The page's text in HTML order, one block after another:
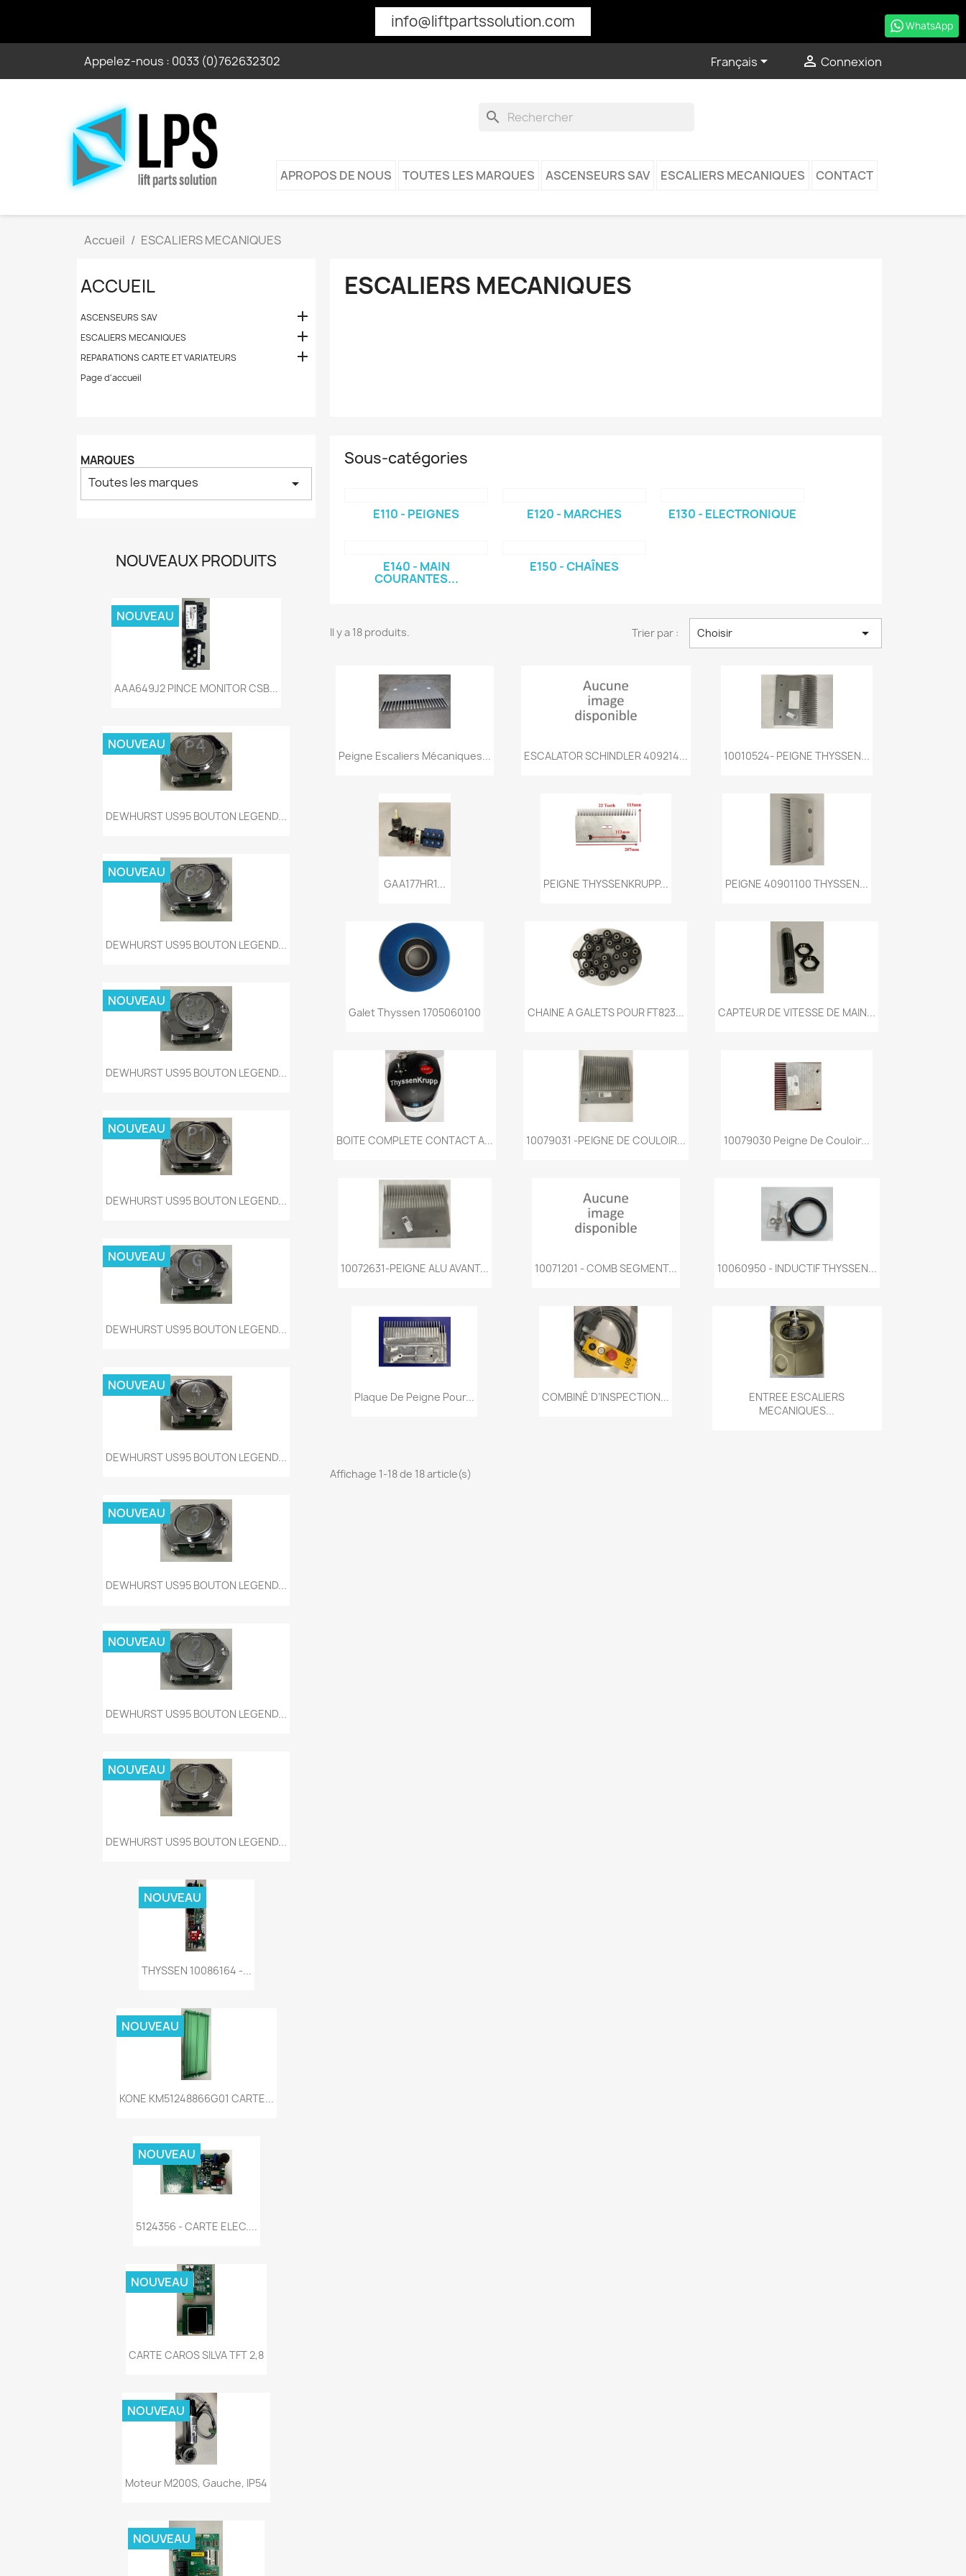
info@liftpartssolution.com
Appelez-nous : 0033 (0)762632302 Français  Connexion
search
APROPOS DE NOUS TOUTES LES MARQUES ASCENSEURS SAV ESCALIERS MECANIQUES CONTACT
Accueil ESCALIERS MECANIQUES
ACCUEIL
ASCENSEURS SAV 
ESCALIERS MECANIQUES 
REPARATIONS CARTE ET VARIATEURS 
Page d'accueil
MARQUES
Toutes les marques arrow_drop_down
NOUVEAUX PRODUITS
Aperçu rapide
AAA649J2 PINCE MONITOR CSB...
NOUVEAU
Aperçu rapide
DEWHURST US95 BOUTON LEGEND...
NOUVEAU
Aperçu rapide
DEWHURST US95 BOUTON LEGEND...
NOUVEAU
Aperçu rapide
DEWHURST US95 BOUTON LEGEND...
NOUVEAU
Aperçu rapide
DEWHURST US95 BOUTON LEGEND...
NOUVEAU
Aperçu rapide
DEWHURST US95 BOUTON LEGEND...
NOUVEAU
Aperçu rapide
DEWHURST US95 BOUTON LEGEND...
NOUVEAU
Aperçu rapide
DEWHURST US95 BOUTON LEGEND...
NOUVEAU
Aperçu rapide
DEWHURST US95 BOUTON LEGEND...
NOUVEAU
Aperçu rapide
DEWHURST US95 BOUTON LEGEND...
NOUVEAU
Aperçu rapide
THYSSEN 10086164 -...
NOUVEAU
Aperçu rapide
KONE KM51248866G01 CARTE...
NOUVEAU
Aperçu rapide
5124356 - CARTE ELEC....
NOUVEAU
Aperçu rapide
CARTE CAROS SILVA TFT 2,8
NOUVEAU
Aperçu rapide
Moteur M200S, Gauche, IP54
NOUVEAU
NOUVEAU
ESCALIERS MECANIQUES
Sous-catégories
E110 - PEIGNES E120 - MARCHES E130 - ELECTRONIQUE
E140 - MAIN
COURANTES...
E150 - CHAÎNES
Il y a 18 produits. Trier par : Choisir 
Aperçu rapide
Peigne Escaliers Mécaniques... Aperçu rapide
ESCALATOR SCHINDLER 409214... Aperçu rapide
10010524- PEIGNE THYSSEN...
Aperçu
GAA177HR1... Aperçu rapide
PEIGNE THYSSENKRUPP... Aperçu rapide
PEIGNE 40901100 THYSSEN...
Aperçu rapide
Galet Thyssen 1705060100 Aperçu rapide
CHAINE A GALETS POUR FT823... Aperçu rapide
CAPTEUR DE VITESSE DE MAIN...
Aperçu rapide
BOITE COMPLETE CONTACT A...  Aperçu rapide
10079031 -PEIGNE DE COULOIR... Aperçu rapide
10079030 Peigne De Couloir...
Aperçu rapide
10072631-PEIGNE ALU AVANT... Aperçu rapide
10071201 - COMB SEGMENT... Aperçu rapide
10060950 - INDUCTIF THYSSEN...
Aperçu rapide
Plaque De Peigne Pour... Aperçu rapide
COMBINÉ D’INSPECTION... Aperçu rapide
ENTREE ESCALIERS
MECANIQUES...
Affichage 1-18 de 18 article(s)
WhatsApp